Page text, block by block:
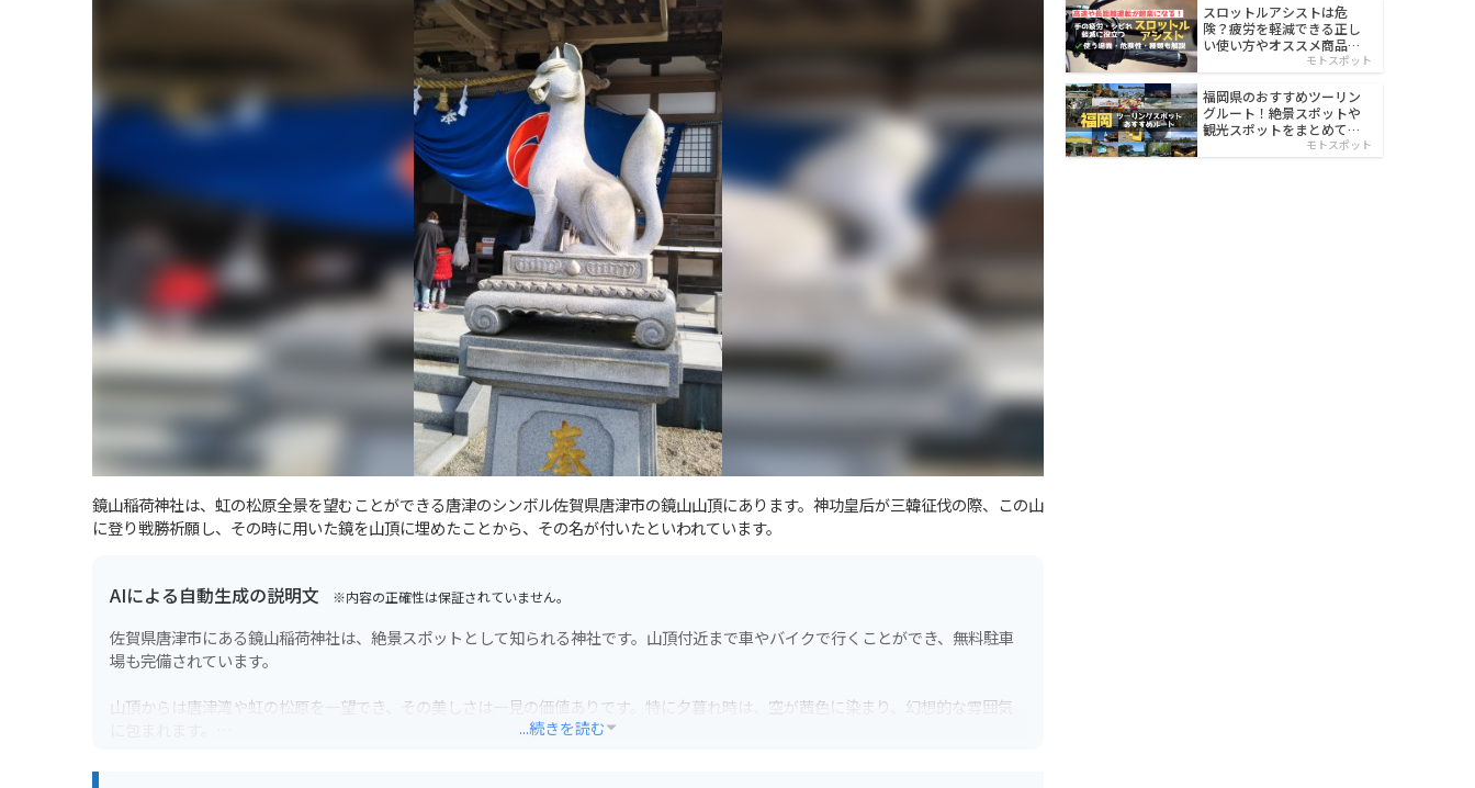
鏡山稲荷神社は、虹の松原全景を望むことができる唐津のシンボル佐賀県唐津市の鏡山山頂にあります。神功皇后が三韓征伐の際、この山
に登り戦勝祈願し、その時に用いた鏡を山頂に埋めたことから、その名が付いたといわれています。
AIによる自動生成の説明文 ※内容の正確性は保証されていません。
佐賀県唐津市にある鏡山稲荷神社は、絶景スポットとして知られる神社です。山頂付近まで車やバイクで行くことができ、無料駐車
場も完備されています。
山頂からは唐津湾や虹の松原を一望でき、その美しさは一見の価値ありです。特に夕暮れ時は、空が茜色に染まり、幻想的な雰囲気
...続きを読む
スロットルアシストは危
険？疲労を軽減できる正し
い使い方やオススメ商品を
モトスポット
福岡県のおすすめツーリン
グルート！絶景スポットや
観光スポットをまとめて紹
モトスポット